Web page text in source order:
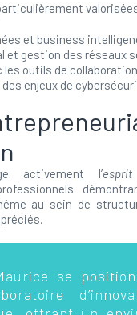
et business
et gestion des réseaux
les outils de
enjeux de
activement l’esprit
au sein de
se